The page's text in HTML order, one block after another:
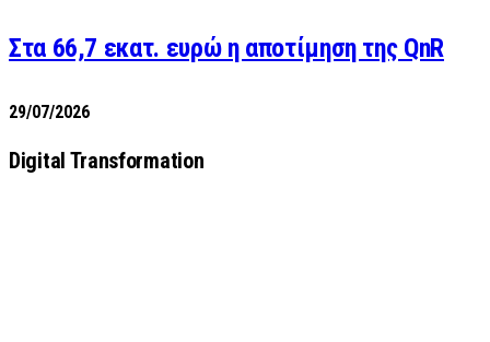
Στα 66,7 εκατ. ευρώ η αποτίμηση της QnR
29/07/2026
Digital Transformation